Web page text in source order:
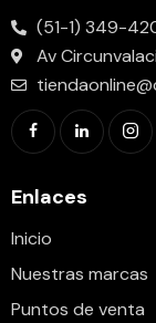
(51-1) 349-
Av
Enlaces
Inicio
Nuestras marcas
Puntos de venta